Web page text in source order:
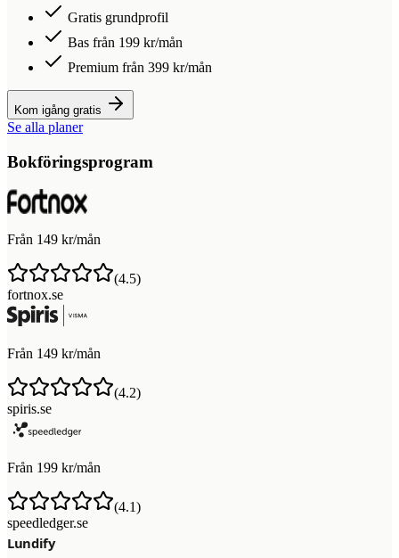
Gratis grundprofil
Bas från 199 kr/mån
Premium från 399 kr/mån
Kom igång gratis
Se alla planer
Bokföringsprogram
Från 149 kr/mån
(4.5)
fortnox.se
Från 149 kr/mån
(4.2)
spiris.se
Från 199 kr/mån
(4.1)
speedledger.se